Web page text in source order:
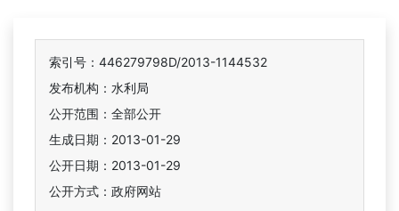
索引号：446279798D/2013-1144532
发布机构：水利局
公开范围：全部公开
生成日期：2013-01-29
公开日期：2013-01-29
公开方式：政府网站